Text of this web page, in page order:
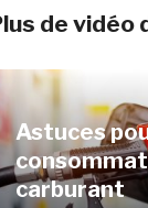
de vidéo
Astuces
carburant